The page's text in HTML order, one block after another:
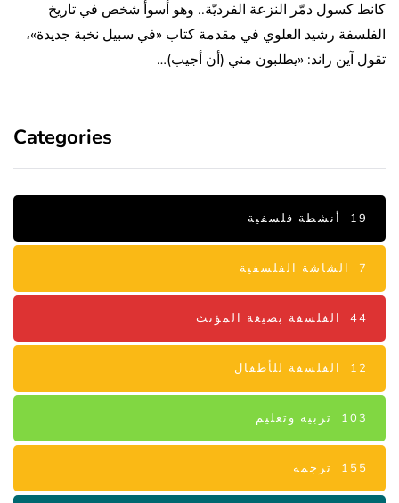
كانط كسول دمّر النزعة الفرديّة.. وهو أسوأ شخص في تاريخ
الفلسفة رشيد العلوي في مقدمة كتاب «في سبيل نخبة جديدة»،
تقول آين راند: «يطلبون مني (أن أجيب)…
Categories
أنشطة فلسفية 19
الشاشة الفلسفية 7
الفلسفة بصيغة المؤنث 44
الفلسفة للأطفال 12
تربية وتعليم 103
ترجمة 155